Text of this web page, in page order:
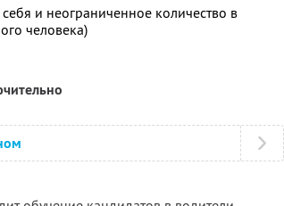
и неограниченное количество в
человека)